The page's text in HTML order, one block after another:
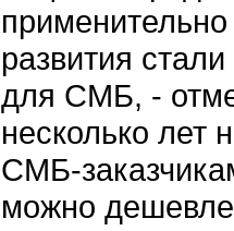
развития
для СМБ, -
несколько лет
СМБ-
можно дешевле